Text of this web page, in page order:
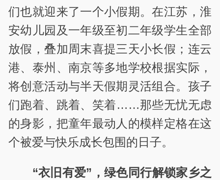
们也就迎来了一个小假期。在江苏，淮
安幼儿园及一年级至初二年级学生全部
放假，叠加周末喜提三天小长假；连云
港、泰州、南京等多地学校根据实际，
将创意活动与半天假期灵活组合。孩子
们跑着、跳着、笑着……那些无忧无虑
的身影，把童年最动人的模样定格在这
个被爱与快乐成长包围的日子。
“衣旧有爱”，绿色同行解锁家乡之